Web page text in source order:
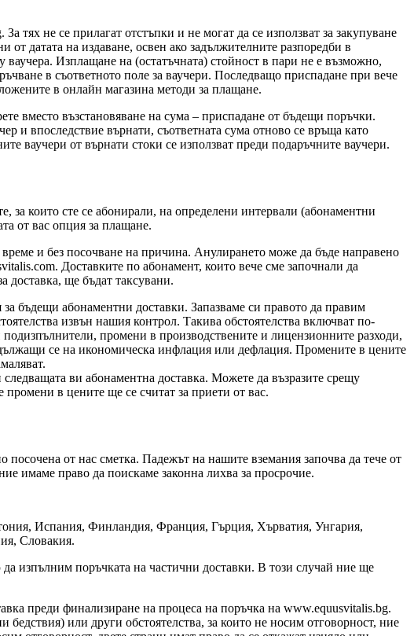
тях не се прилагат отстъпки и не могат да се използват за закупуване
датата на издаване, освен ако задължителните разпоредби в
Изплащане на (остатъчната) стойност в пари не е възможно,
в съответното поле за ваучери. Последващо приспадане при вече
в онлайн магазина методи за плащане.
вместо възстановяване на сума – приспадане от бъдещи поръчки.
и впоследствие върнати, съответната сума отново се връща като
ваучери от върнати стоки се използват преди подаръчните ваучери.
за които сте се абонирали, на определени интервали (абонаментни
от вас опция за плащане.
и без посочване на причина. Анулирането може да бъде направено
Доставките по абонамент, които вече сме започнали да
доставка, ще бъдат таксувани.
бъдещи абонаментни доставки. Запазваме си правото да правим
извън нашия контрол. Такива обстоятелства включват по-
промени в производствените и лицензионните разходи,
се на икономическа инфлация или дефлация. Промените в цените
ви абонаментна доставка. Можете да възразите срещу
в цените ще се считат за приети от вас.
от нас сметка. Падежът на нашите вземания започва да тече от
имаме право да поискаме законна лихва за просрочие.
Испания, Финландия, Франция, Гърция, Хърватия, Унгария,
Словакия.
изпълним поръчката на частични доставки. В този случай ние ще
преди финализиране на процеса на поръчка на www.equusvitalis.bg.
или други обстоятелства, за които не носим отговорност, ние